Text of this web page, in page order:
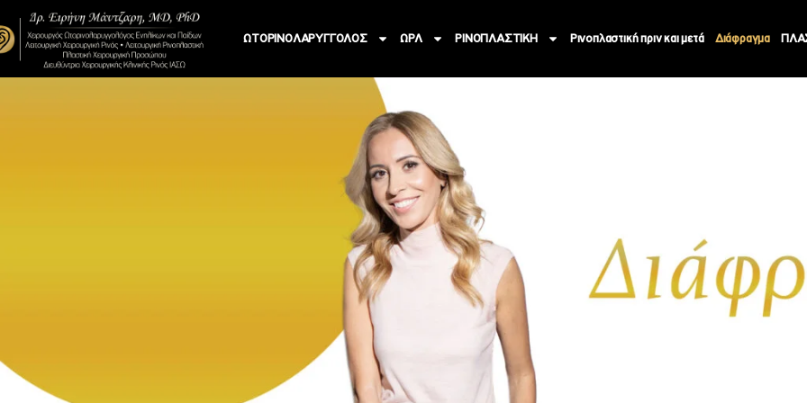
ΩΤΟΡΙΝΟΛΑΡΥΓΓΟΛΟΣ ΩΡΛ ΡΙΝΟΠΛΑΣΤΙΚΗ Ρινοπλαστική πριν και μετά Διάφραγμα